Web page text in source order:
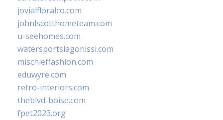
jovialfloralco.com
johnlscotthometeam.com
u-seehomes.com
watersportslagonissi.com
mischieffashion.com
eduwyre.com
retro-interiors.com
theblvd-boise.com
fpet2023.org